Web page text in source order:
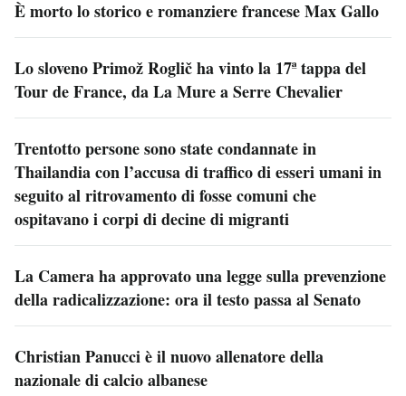
È morto lo storico e romanziere francese Max Gallo
Lo sloveno Primož Roglič ha vinto la 17ª tappa del
Tour de France, da La Mure a Serre Chevalier
Trentotto persone sono state condannate in
Thailandia con l’accusa di traffico di esseri umani in
seguito al ritrovamento di fosse comuni che
ospitavano i corpi di decine di migranti
La Camera ha approvato una legge sulla prevenzione
della radicalizzazione: ora il testo passa al Senato
Christian Panucci è il nuovo allenatore della
nazionale di calcio albanese